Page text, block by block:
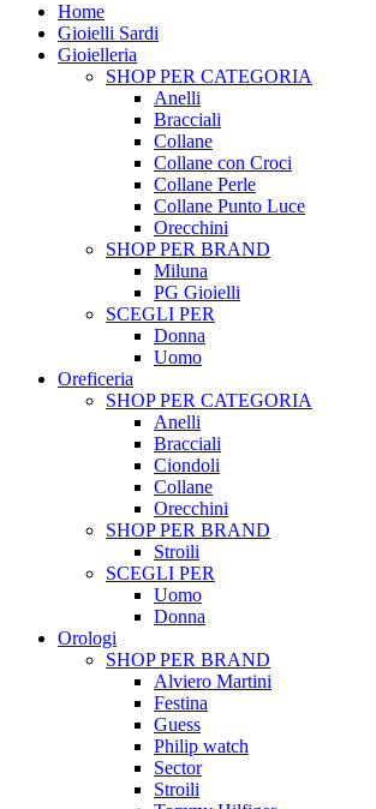
Home
Gioielli Sardi
Gioielleria
SHOP PER CATEGORIA
Anelli
Bracciali
Collane
Collane con Croci
Collane Perle
Collane Punto Luce
Orecchini
SHOP PER BRAND
Miluna
PG Gioielli
SCEGLI PER
Donna
Uomo
Oreficeria
SHOP PER CATEGORIA
Anelli
Bracciali
Ciondoli
Collane
Orecchini
SHOP PER BRAND
Stroili
SCEGLI PER
Uomo
Donna
Orologi
SHOP PER BRAND
Alviero Martini
Festina
Guess
Philip watch
Sector
Stroili